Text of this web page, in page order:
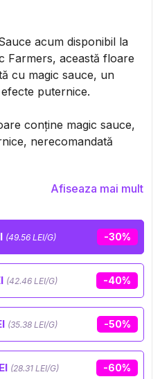
acum disponibil la
Farmers, această floare
cu magic sauce, un
puternice.
conține magic sauce,
nerecomandată
Afiseaza mai mult
-30%
(49.56 LEI/G)
-40%
(42.46 LEI/G)
-50%
(35.38 LEI/G)
-60%
(28.31 LEI/G)